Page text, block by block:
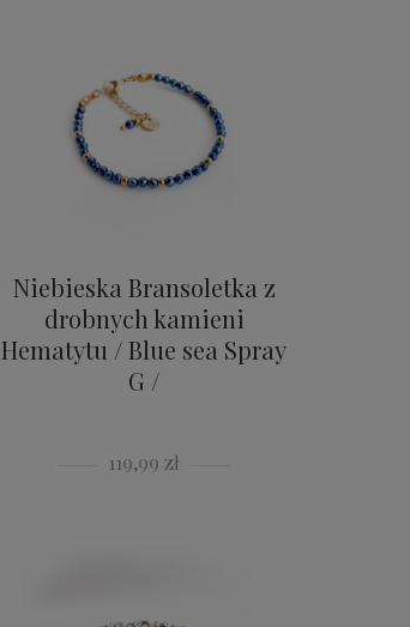
Niebieska Bransoletka z
drobnych kamieni
Hematytu / Blue sea Spray
G /
119,99 zł